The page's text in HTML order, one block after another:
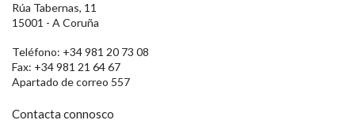
Rúa Tabernas, 11
15001 - A Coruña
Teléfono: +34 981 20 73 08
Fax: +34 981 21 64 67
Apartado de correo 557
Contacta connosco